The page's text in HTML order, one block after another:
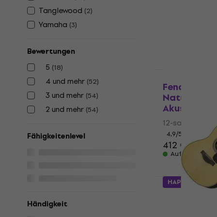
Tanglewood (2)
Yamaha (3)
Bewertungen
5 (18)
4 und mehr (52)
3 und mehr (54)
2 und mehr (54)
Fähigkeitenlevel
Händigkeit
Fender CD-
Natural
12-saitige
4,9/5
412 €
Auf Lager
Yamaha
HAPPY HOUR